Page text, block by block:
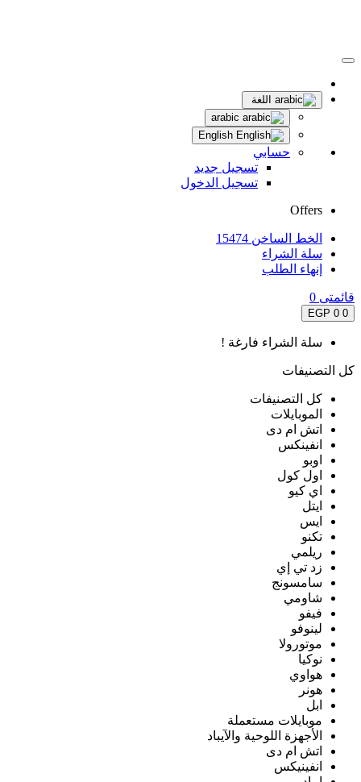
اللغة
حسابي
تسجيل جديد
تسجيل الدخول
Offers
الخط الساخن 15474
سلة الشراء
إنهاء الطلب
قائمتى 0
0
0 EGP
سلة الشراء فارغة !
كل التصنيفات
كل التصنيفات
الموبايلات
اتش ام دى
انفينكس
اوبو
اول كول
اي كيو
ايتل
ايس
تكنو
ريلمي
زد تي إي
سامسونج
شاومي
فيفو
لينوفو
موتورولا
نوكيا
هواوي
هونر
ابل
موبايلات مستعملة
الأجهزة اللوحية والآيباد
اتش ام دى
انفينيكس